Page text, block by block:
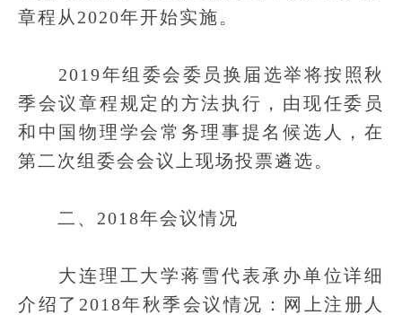
章程从2020年开始实施。
2019年组委会委员换届选举将按照秋
季会议章程规定的方法执行，由现任委员
和中国物理学会常务理事提名候选人，在
第二次组委会会议上现场投票遴选。
二、2018年会议情况
大连理工大学蒋雪代表承办单位详细
介绍了2018年秋季会议情况：网上注册人